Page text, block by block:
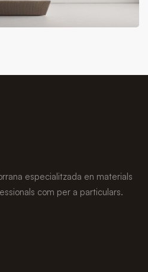
especialitzada en materials
com per a particulars.